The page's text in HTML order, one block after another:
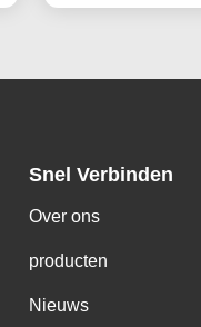
Snel Verbinden
Over ons
producten
Nieuws